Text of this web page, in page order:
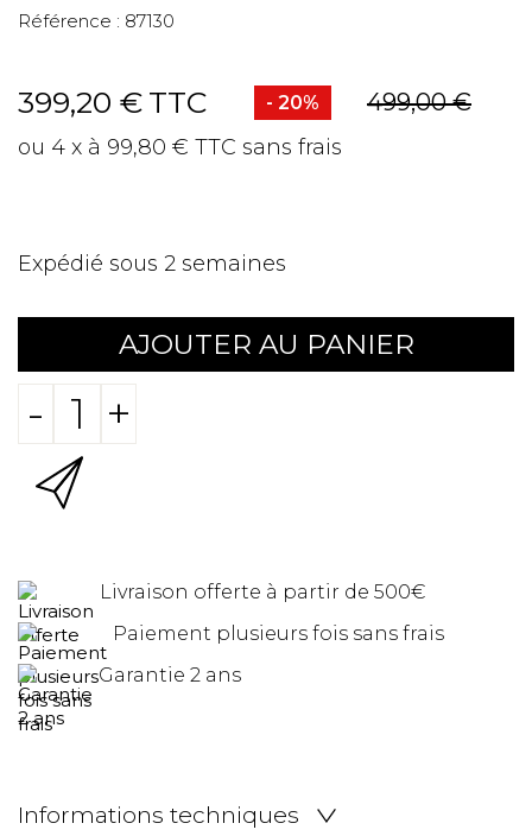
Référence : 87130
399,20 € TTC - 20% 499,00 €
ou 4 x à 99,80 € TTC sans frais
Expédié sous 2 semaines
AJOUTER AU PANIER
- +
Livraison offerte à partir de 500€
Paiement plusieurs fois sans frais
Garantie 2 ans
Informations techniques